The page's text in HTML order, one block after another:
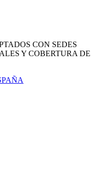
CON SEDES
Y COBERTURA DE